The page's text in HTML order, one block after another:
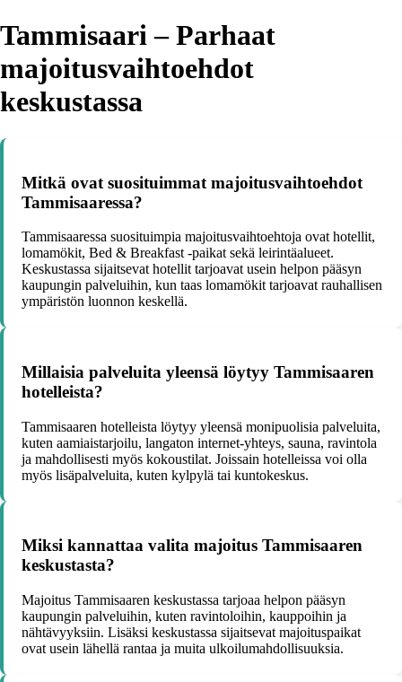
Tammisaari – Parhaat
majoitusvaihtoehdot
keskustassa
Mitkä ovat suosituimmat majoitusvaihtoehdot
Tammisaaressa?
Tammisaaressa suosituimpia majoitusvaihtoehtoja ovat hotellit,
lomamökit, Bed & Breakfast -paikat sekä leirintäalueet.
Keskustassa sijaitsevat hotellit tarjoavat usein helpon pääsyn
kaupungin palveluihin, kun taas lomamökit tarjoavat rauhallisen
ympäristön luonnon keskellä.
Millaisia palveluita yleensä löytyy Tammisaaren
hotelleista?
Tammisaaren hotelleista löytyy yleensä monipuolisia palveluita,
kuten aamiaistarjoilu, langaton internet-yhteys, sauna, ravintola
ja mahdollisesti myös kokoustilat. Joissain hotelleissa voi olla
myös lisäpalveluita, kuten kylpylä tai kuntokeskus.
Miksi kannattaa valita majoitus Tammisaaren
keskustasta?
Majoitus Tammisaaren keskustassa tarjoaa helpon pääsyn
kaupungin palveluihin, kuten ravintoloihin, kauppoihin ja
nähtävyyksiin. Lisäksi keskustassa sijaitsevat majoituspaikat
ovat usein lähellä rantaa ja muita ulkoilumahdollisuuksia.